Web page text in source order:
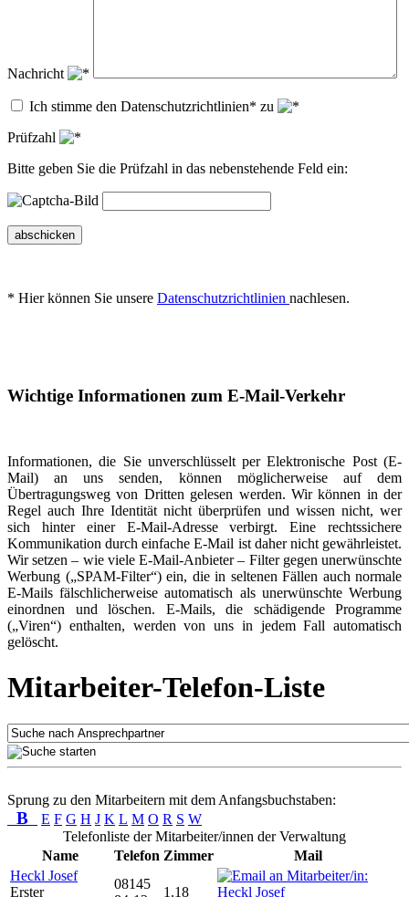
Nachricht
Ich stimme den Datenschutzrichtlinien* zu
Prüfzahl
Bitte geben Sie die Prüfzahl in das nebenstehende Feld ein:
abschicken
* Hier können Sie unsere Datenschutzrichtlinien nachlesen.
Wichtige Informationen zum E-Mail-Verkehr
Informationen, die Sie unverschlüsselt per Elektronische Post (E-
Mail) an uns senden, können möglicherweise auf dem
Übertragungsweg von Dritten gelesen werden. Wir können in der
Regel auch Ihre Identität nicht überprüfen und wissen nicht, wer
sich hinter einer E-Mail-Adresse verbirgt. Eine rechtssichere
Kommunikation durch einfache E-Mail ist daher nicht gewährleistet.
Wir setzen – wie viele E-Mail-Anbieter – Filter gegen unerwünschte
Werbung („SPAM-Filter“) ein, die in seltenen Fällen auch normale
E-Mails fälschlicherweise automatisch als unerwünschte Werbung
einordnen und löschen. E-Mails, die schädigende Programme
(„Viren“) enthalten, werden von uns in jedem Fall automatisch
gelöscht.
Mitarbeiter-Telefon-Liste
Sprung zu den Mitarbeitern mit dem Anfangsbuchstaben:
B E F G H J K L M O R S W
Telefonliste der Mitarbeiter/innen der Verwaltung
Name
Telefon Zimmer
Mail
Heckl Josef
Erster
08145
1.18